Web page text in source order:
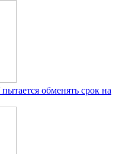
обменять срок на